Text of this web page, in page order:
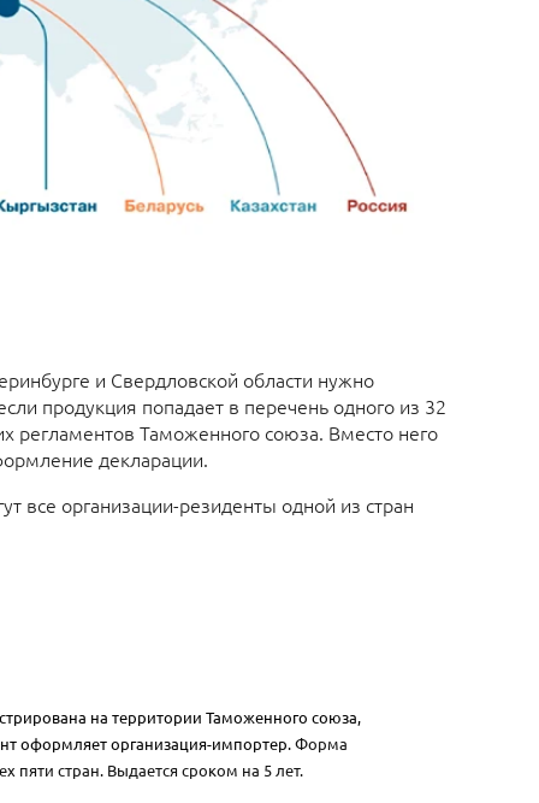
и Свердловской области нужно
продукция попадает в перечень одного из 32
регламентов Таможенного союза. Вместо него
декларации.
все организации-резиденты одной из стран
на территории Таможенного союза,
оформляет организация-импортер.Форма
пяти стран. Выдается сроком на 5 лет.